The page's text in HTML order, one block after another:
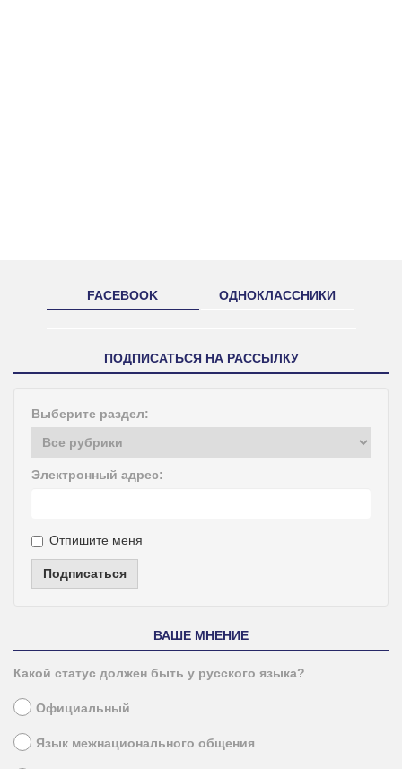
FACEBOOK ОДНОКЛАССНИКИ
ПОДПИСАТЬСЯ НА РАССЫЛКУ
Выберите раздел:
Электронный адрес:
Отпишите меня
Подписаться
ВАШЕ МНЕНИЕ
Какой статус должен быть у русского языка?
Официальный
Язык межнационального общения